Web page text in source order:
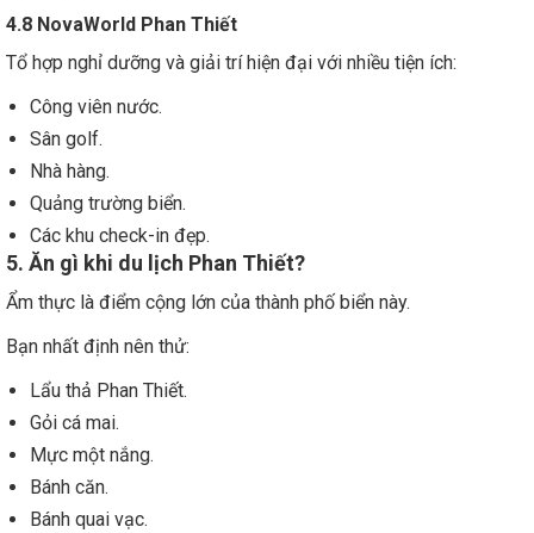
4.8 NovaWorld Phan Thiết
Tổ hợp nghỉ dưỡng và giải trí hiện đại với nhiều tiện ích:
Công viên nước.
Sân golf.
Nhà hàng.
Quảng trường biển.
Các khu check-in đẹp.
5. Ăn gì khi du lịch Phan Thiết?
Ẩm thực là điểm cộng lớn của thành phố biển này.
Bạn nhất định nên thử:
Lẩu thả Phan Thiết.
Gỏi cá mai.
Mực một nắng.
Bánh căn.
Bánh quai vạc.